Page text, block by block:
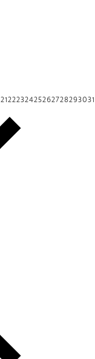
2122232425262728293031